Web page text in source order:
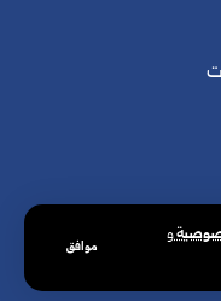
و
موافق
الحقوق محفوظة.